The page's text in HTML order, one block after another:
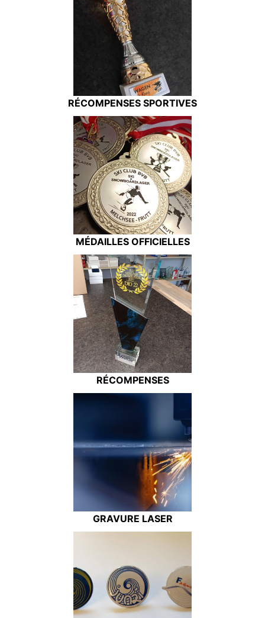
RÉCOMPENSES SPORTIVES
MÉDAILLES OFFICIELLES
RÉCOMPENSES
GRAVURE LASER